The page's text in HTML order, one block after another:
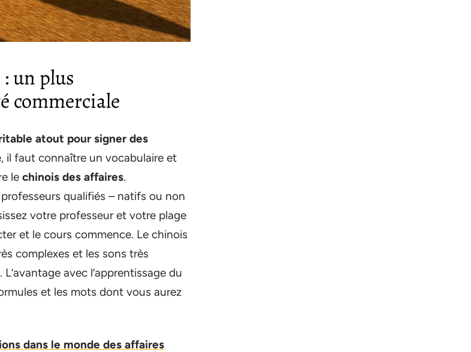
un plus
commerciale
atout pour signer des
il faut connaître un vocabulaire et
le chinois des affaires.
qualifiés – natifs ou non
votre professeur et votre plage
et le cours commence. Le chinois
complexes et les sons très
avec l’apprentissage du
et les mots dont vous aurez
dans le monde des affaires